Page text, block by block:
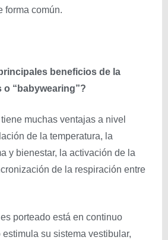
forma común.
beneficios de la
o “babywearing”?
muchas ventajas a nivel
de la temperatura, la
y bienestar, la activación de la
de la respiración entre
porteado está en continuo
su sistema vestibular,